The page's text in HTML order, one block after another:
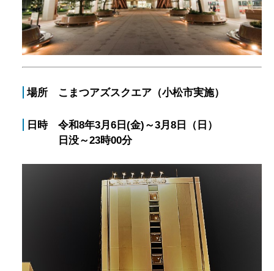
場所 こまつアズスクエア（小松市実施）
日時 令和8年3月6日(金)～3月8日（日）
日没～23時00分